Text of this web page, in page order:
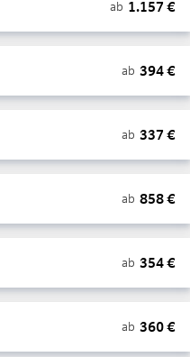
ab 1.157 €
ab 394€
ab 337 €
ab 858€
ab 354€
ab 360€